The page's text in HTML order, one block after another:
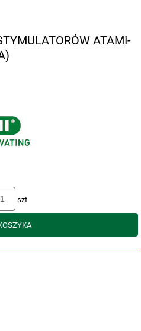
ATAMI-
szt